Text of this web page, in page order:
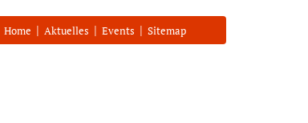
Home | Aktuelles | Events | Sitemap